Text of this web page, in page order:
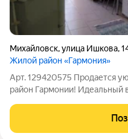
Михайловск,улица Ишкова,
Жилой район «Гармония»
Арт. 129420575 Продается
район Гармонии! Идеальный
молодой пары. Состояние: